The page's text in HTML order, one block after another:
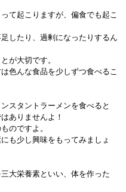
て起こりますが、偏食でも起こ
したり、過剰になったりするん
が大切です。
色んな食品を少しずつ食べるこ
スタントラーメンを食べると
ありませんよ！
のですよ。
も少し興味をもってみましょ
大栄養素といい、体を作った